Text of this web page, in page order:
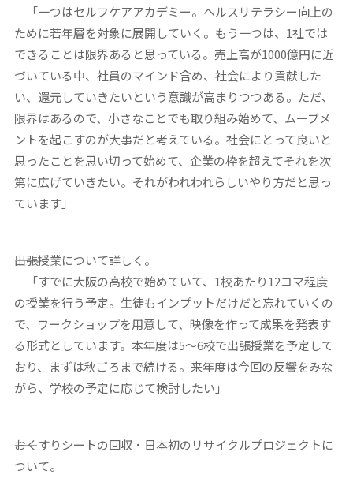
「一つはセルフケアアカデミー。ヘルスリテラシー向上の
ために若年層を対象に展開していく。もう一つは、1社では
できることは限界あると思っている。売上高が1000億円に近
づいている中、社員のマインド含め、社会により貢献した
い、還元していきたいという意識が高まりつつある。ただ、
限界はあるので、小さなことでも取り組み始めて、ムーブメ
ントを起こすのが大事だと考えている。社会にとって良いと
思ったことを思い切って始めて、企業の枠を超えてそれを次
第に広げていきたい。それがわれわれらしいやり方だと思っ
ています」
――出張授業について詳しく。
「すでに大阪の高校で始めていて、1校あたり12コマ程度
の授業を行う予定。生徒もインプットだけだと忘れていくの
で、ワークショップを用意して、映像を作って成果を発表す
る形式としています。本年度は5～6校で出張授業を予定して
おり、まずは秋ごろまで続ける。来年度は今回の反響をみな
がら、学校の予定に応じて検討したい」
――おくすりシートの回収・日本初のリサイクルプロジェクトに
ついて。